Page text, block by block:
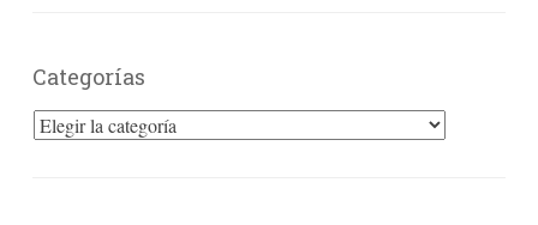
Categorías
Categorías